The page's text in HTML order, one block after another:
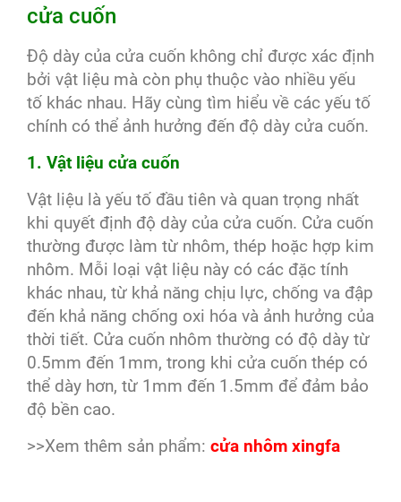
cửa cuốn
Độ dày của cửa cuốn không chỉ được xác định
bởi vật liệu mà còn phụ thuộc vào nhiều yếu
tố khác nhau. Hãy cùng tìm hiểu về các yếu tố
chính có thể ảnh hưởng đến độ dày cửa cuốn.
1. Vật liệu cửa cuốn
Vật liệu là yếu tố đầu tiên và quan trọng nhất
khi quyết định độ dày của cửa cuốn. Cửa cuốn
thường được làm từ nhôm, thép hoặc hợp kim
nhôm. Mỗi loại vật liệu này có các đặc tính
khác nhau, từ khả năng chịu lực, chống va đập
đến khả năng chống oxi hóa và ảnh hưởng của
thời tiết. Cửa cuốn nhôm thường có độ dày từ
0.5mm đến 1mm, trong khi cửa cuốn thép có
thể dày hơn, từ 1mm đến 1.5mm để đảm bảo
độ bền cao.
>>Xem thêm sản phẩm: cửa nhôm xingfa